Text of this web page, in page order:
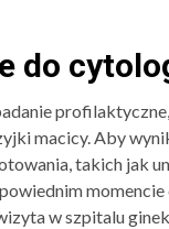
do
macicy. Aby
takich jak
w szpitalu